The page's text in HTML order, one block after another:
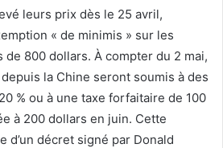
leurs prix dès le 25 avril,
« de minimis » sur les
800 dollars. À compter du 2 mai,
la Chine seront soumis à des
% ou à une taxe forfaitaire de 100
à 200 dollars en juin. Cette
d’un décret signé par Donald